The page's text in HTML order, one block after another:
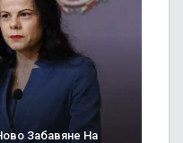
Забавяне На